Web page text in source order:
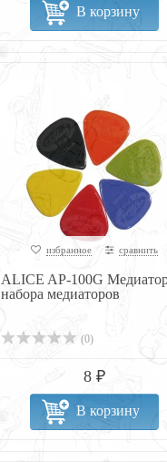
В корзину
избранное сравнить
ALICE AP-100G
набора медиаторов
(0)
8 ₽
В корзину